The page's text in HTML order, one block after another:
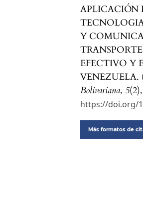
APLICACIÓN
Y
EFECTIVO Y
VENEZUELA.
Bolivariana, 5
https://doi.org/
Más formatos de